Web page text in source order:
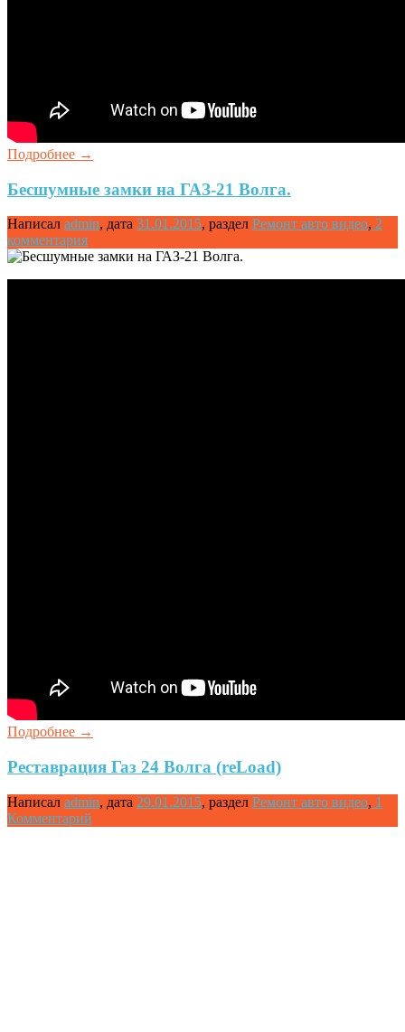
Подробнее →
Бесшумные замки на ГАЗ-21 Волга.
Написал admin, дата 31.01.2015, раздел Ремонт авто видео, 2
комментария
Подробнее →
Реставрация Газ 24 Волга (reLoad)
Написал admin, дата 29.01.2015, раздел Ремонт авто видео, 1
Комментарий